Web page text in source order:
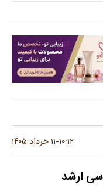
۱۰:۱۲-۱۱ خرداد ۱۴۰۵
ارشد